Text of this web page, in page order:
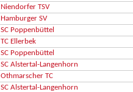
Niendorfer TSV
Hamburger SV
SC Poppenbüttel
TC Ellerbek
SC Poppenbüttel
SC Alstertal-Langenhorn
Othmarscher TC
SC Alstertal-Langenhorn